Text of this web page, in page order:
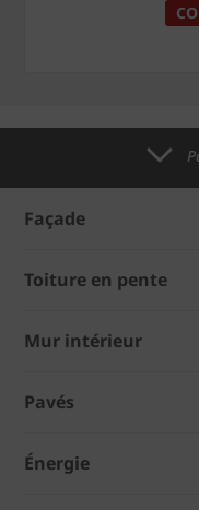
Façade
Toiture en pente
Mur intérieur
Pavés
Énergie